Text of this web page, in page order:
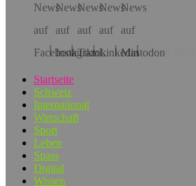
Hol dir die
Startseite
Schweiz
International
Wirtschaft
Sport
Leben
Spass
Digital
Wissen